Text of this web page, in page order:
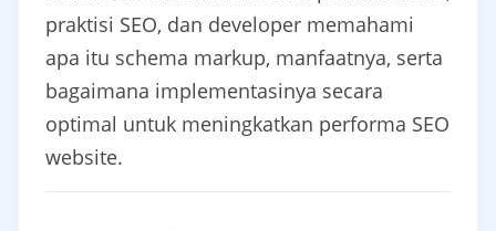
praktisi SEO, dan developer memahami
apa itu schema markup, manfaatnya, serta
bagaimana implementasinya secara
optimal untuk meningkatkan performa SEO
website.